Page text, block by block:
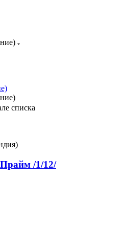
списка
Прайм /1/12/